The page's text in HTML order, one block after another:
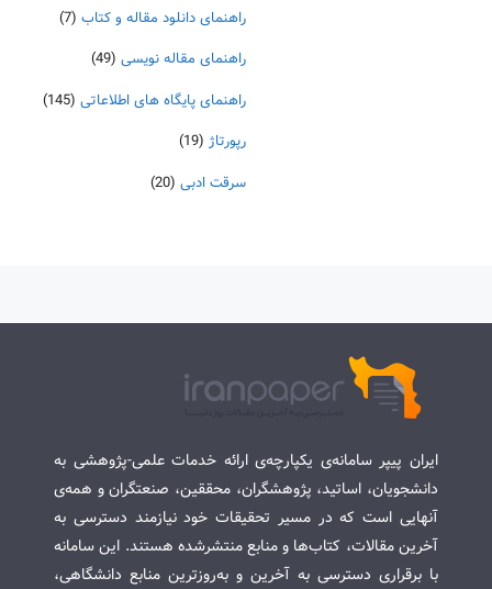
راهنمای دانلود مقاله و کتاب (7)
راهنمای مقاله نویسی (49)
راهنمای پایگاه های اطلاعاتی (145)
رپورتاژ (19)
سرقت ادبی (20)
ایران پیپر سامانه‌ی یکپارچه‌ی ارائه خدمات علمی-پژوهشی به
دانشجویان، اساتید، پژوهشگران، محققین، صنعتگران و همه‌ی
آنهایی است که در مسیر تحقیقات خود نیازمند دسترسی به
آخرین مقالات، کتاب‌ها و منابع منتشرشده هستند. این سامانه
با برقراری دسترسی به آخرین و به‌روزترین منابع دانشگاهی،